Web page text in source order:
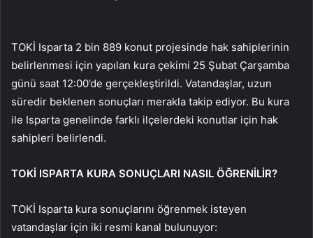
TOKİ Isparta 2 bin 889 konut projesinde hak sahiplerinin
belirlenmesi için yapılan kura çekimi 25 Şubat Çarşamba
günü saat 12:00’de gerçekleştirildi. Vatandaşlar, uzun
süredir beklenen sonuçları merakla takip ediyor. Bu kura
ile Isparta genelinde farklı ilçelerdeki konutlar için hak
sahipleri belirlendi.
TOKİ ISPARTA KURA SONUÇLARI NASIL ÖĞRENİLİR?
TOKİ Isparta kura sonuçlarını öğrenmek isteyen
vatandaşlar için iki resmi kanal bulunuyor: